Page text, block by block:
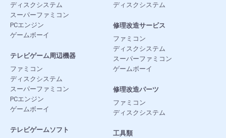
ディスクシステム
スーパーファミコン
PCエンジン
ゲームボーイ
テレビゲーム周辺機器
ファミコン
ディスクシステム
スーパーファミコン
PCエンジン
ゲームボーイ
テレビゲームソフト
ディスクシステム
修理改造サービス
ファミコン
ディスクシステム
スーパーファミコン
ゲームボーイ
修理改造パーツ
ファミコン
ディスクシステム
工具類